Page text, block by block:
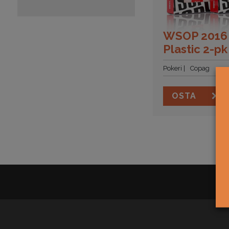
WSOP 2016
Plastic 2-
Pokeri Copag
OSTA